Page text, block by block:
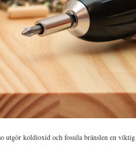
utgör koldioxid och fossila bränslen en